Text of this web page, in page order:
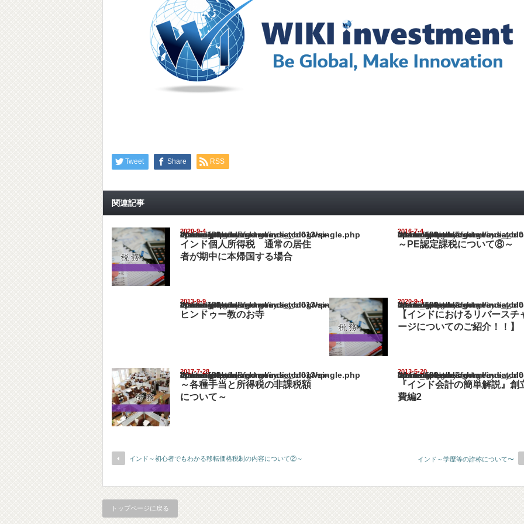
Tweet Share RSS
関連記事
2020-9-4
Warning
: Undefined array key "show_category" in
/home/netst/kuno-cpa.co.jp/public_html/india_blog/wp-content/themes/gorgeous_tcd013/single.php
on line183
インド個人所得税 通常の居住
者が期中に本帰国する場合
2016-7-4
Warning
: Undefined array key "show_category" in
/home/netst/kuno-cpa.co.jp/public_html/india_blog/wp-content/
on line183
～PE認定課税について⑧～
2013-9-9
Warning
: Undefined array key "show_category" in
/home/netst/kuno-cpa.co.jp/public_html/india_blog/wp-content/themes/gorgeous_tcd013/single.php
on line183
ヒンドゥー教のお寺
2020-9-4
Warning
: Undefined array key "show_category" in
/home/netst/kuno-cpa.co.jp/public_html/india_blog/wp-content/
on line183
【インドにおけるリバースチ
ージについてのご紹介！！】
2017-7-28
Warning
: Undefined array key "show_category" in
/home/netst/kuno-cpa.co.jp/public_html/india_blog/wp-content/themes/gorgeous_tcd013/single.php
on line183
～各種手当と所得税の非課税額
について～
2013-5-20
Warning
: Undefined array key "show_category" in
/home/netst/kuno-cpa.co.jp/public_html/india_blog/wp-content/
on line183
『インド会計の簡単解説』創
費編2
インド～初心者でもわかる移転価格税制の内容について②～ インド～学歴等の詐称について〜
トップページに戻る